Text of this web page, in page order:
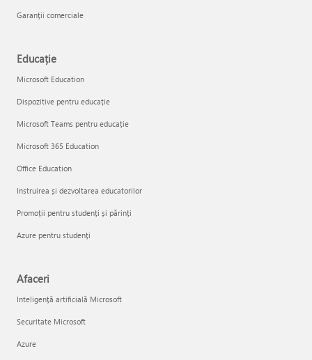
Garanții comerciale
Educație
Microsoft Education
Dispozitive pentru educație
Microsoft Teams pentru educație
Microsoft 365 Education
Office Education
Instruirea și dezvoltarea educatorilor
Promoții pentru studenți și părinți
Azure pentru studenți
Afaceri
Inteligență artificială Microsoft
Securitate Microsoft
Azure